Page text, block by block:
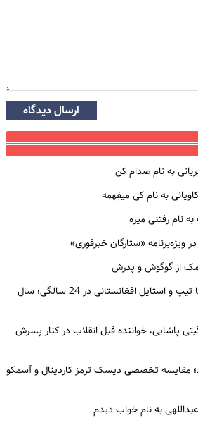
ارسال دیدگاه
به نام صدام کن
به نام کی میفهمه
نام رفتنی میره
«ستارگان خبرفوری»
از گوگوش و پدرش
سفر به گذشته؛ گوگوش با تیپ و استایل افغانستانی در 24 سالگی؛ سال
پاشایی، خواننده قبل انقلاب در کنار پسرش
مقایسه تخصصی دیسک ترمز کاردینال و آسمکو
به نام خواب دیدم